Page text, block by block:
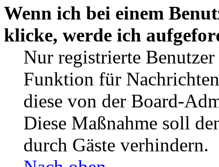
Wenn ich bei einem
klicke, werde ich
Nur registrierte
Funktion für
diese von der Board-
Diese Maßnahme soll
durch Gäste verhindern.